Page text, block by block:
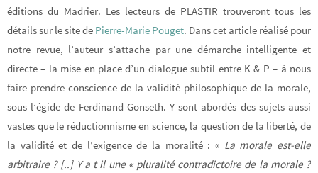
éditions du Madrier. Les lecteurs de PLASTIR trouveront tous les
détails sur le site de Pierre-Marie Pouget. Dans cet article réalisé pour
notre revue, l’auteur s’attache par une démarche intelligente et
directe – la mise en place d’un dialogue subtil entre K & P – à nous
faire prendre conscience de la validité philosophique de la morale,
sous l’égide de Ferdinand Gonseth. Y sont abordés des sujets aussi
vastes que le réductionnisme en science, la question de la liberté, de
la validité et de l’exigence de la moralité : « La morale est-elle
arbitraire ? [..] Y a t il une « pluralité contradictoire de la morale ?